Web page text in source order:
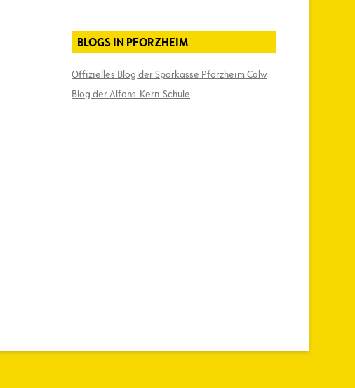
BLOGS IN PFORZHEIM
Offizielles Blog der Sparkasse Pforzheim Calw
Blog der Alfons-Kern-Schule